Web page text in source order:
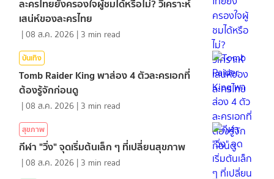
ละครไทยยังครองใจผู้ชมได้หรือไม่? วิเคราะห์
เสน่ห์ของละครไทย
|08 ส.ค. 2026 | 3 min read
บันเทิง
Tomb Raider King พาส่อง 4 ตัวละครเอกที่
ต้องรู้จักก่อนดู
|08 ส.ค. 2026 | 3 min read
สุขภาพ
กีฬา "วิ่ง" จุดเริ่มต้นเล็ก ๆ ที่เปลี่ยนสุขภาพ
|08 ส.ค. 2026 | 3 min read